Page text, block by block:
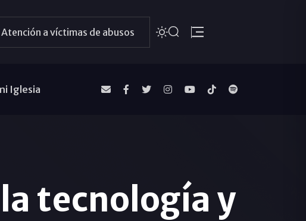
Atención a víctimas de abusos
Iglesia
tecnología y